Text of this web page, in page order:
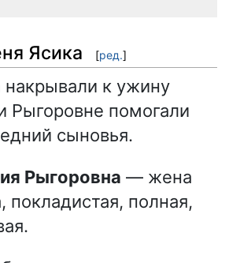
Ясика [ред.]
накрывали к ужину
Рыгоровне помогали
сыновья.
Рыгоровна — жена
покладистая, полная,